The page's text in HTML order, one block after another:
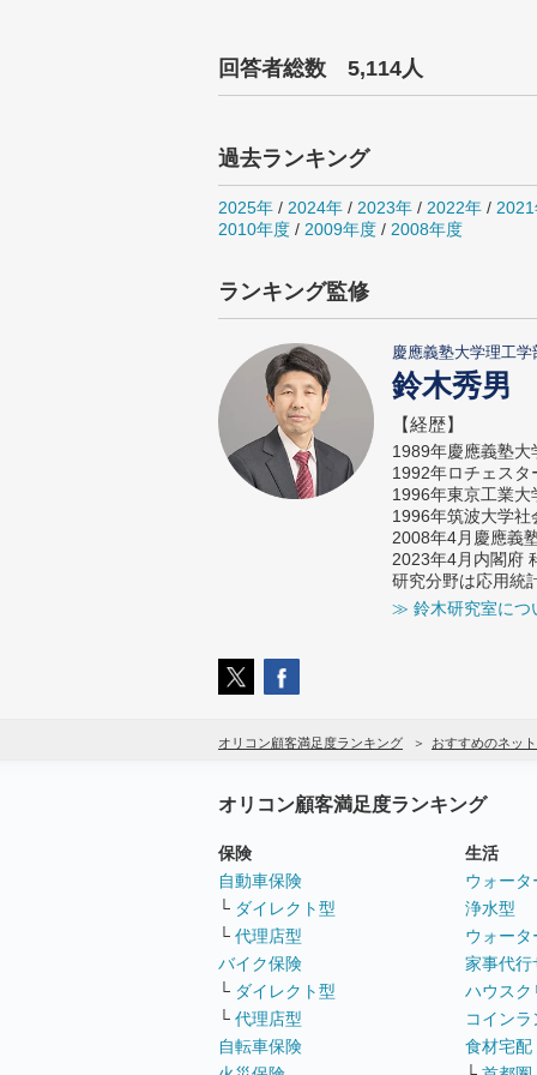
回答者総数 5,114人
過去ランキング
2025年 / 2024年 / 2023年 / 2022年 /
2010年度 / 2009年度 / 2008年度
ランキング監修
慶應義塾大学理工
鈴木秀男
【経歴】
1989年慶應義塾
1992年ロチェス
1996年東京工業
1996年筑波大学
2008年4月慶應義
2023年4月内閣府
研究分野は応用統
≫ 鈴木研究室につ
オリコン顧客満足度ランキング おすすめのネッ
オリコン顧客満足度ランキング
保険
自動車保険
└ ダイレクト型
└ 代理店型
バイク保険
└ ダイレクト型
└ 代理店型
自転車保険
生活
ウォー
浄水型
ウォー
家事代行
ハウスク
コイン
食材宅配